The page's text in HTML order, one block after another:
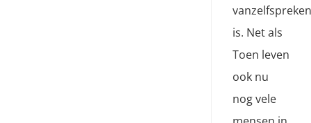
is. Net als
Toen leven
ook nu
nog vele